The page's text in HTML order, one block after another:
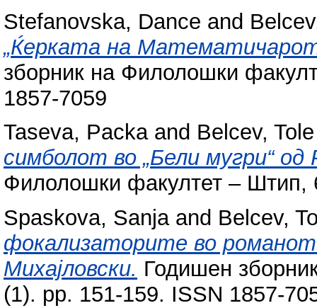
Stefanovska, Dance and
„Ќерката на
зборник на Филолошки
1857-7059
Taseva, Packaand Belcev, Tole
симболот во „Бели мугри“ од
Филолошки факултет ‒ Штип,
Spaskova, Sanjaand Belcev,
фокализаторите во
Михајловски. Годишен
(1). pp. 151-159. ISSN 1857-